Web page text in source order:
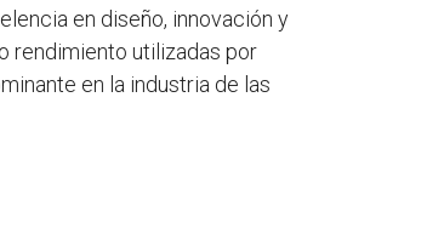
en diseño, innovación y
rendimiento utilizadas por
en la industria de las